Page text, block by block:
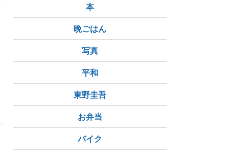
本
晩ごはん
写真
平和
東野圭吾
お弁当
バイク